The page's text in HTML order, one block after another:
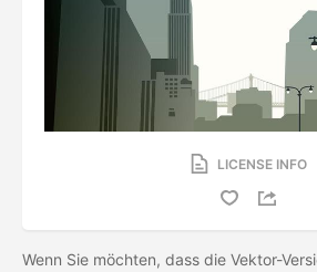
LICENSE INFO
Wenn Sie möchten, dass die Vektor-